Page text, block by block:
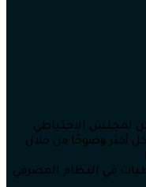
لمجلس الاحتياطي
أكثر وضوحًا من خلال
في النظام المصرفي